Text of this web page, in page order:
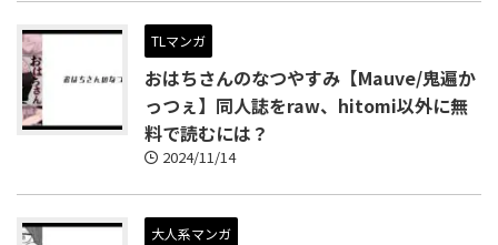
TLマンガ
おはちさんのなつやすみ【Mauve/鬼遍か
っつぇ】同人誌をraw、hitomi以外に無
料で読むには？
2024/11/14
大人系マンガ